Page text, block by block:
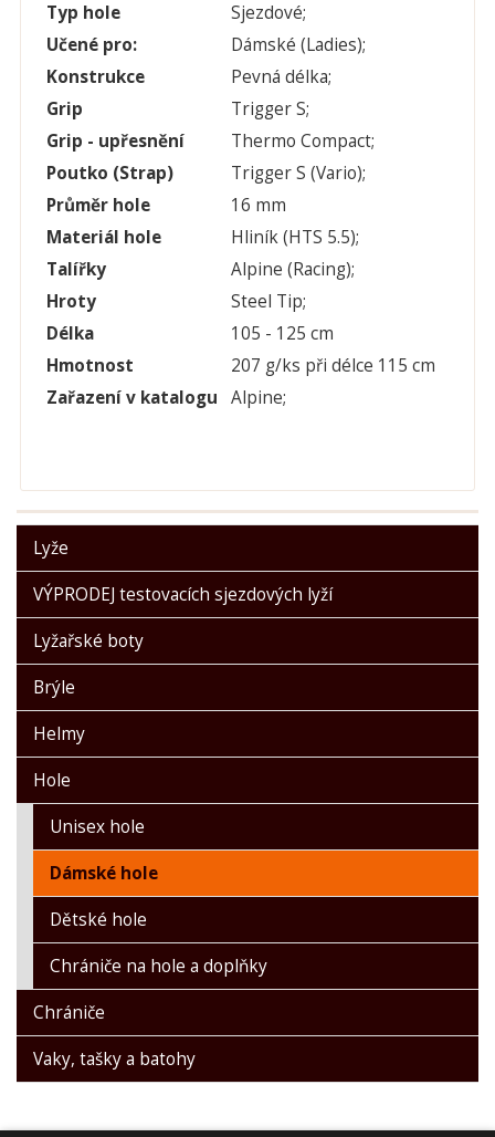
Typ hole
Sjezdové;
Učené pro:
Dámské (Ladies);
Konstrukce
Pevná délka;
Grip
Trigger S;
Grip - upřesnění
Thermo Compact;
Poutko (Strap)
Trigger S (Vario);
Průměr hole
16 mm
Materiál hole
Hliník (HTS 5.5);
Talířky
Alpine (Racing);
Hroty
Steel Tip;
Délka
105 - 125 cm
Hmotnost
207 g/ks při délce 115 cm
Zařazení v katalogu
Alpine;
Lyže
VÝPRODEJ testovacích sjezdových lyží
Lyžařské boty
Brýle
Helmy
Hole
Unisex hole
Dámské hole
Dětské hole
Chrániče na hole a doplňky
Chrániče
Vaky, tašky a batohy